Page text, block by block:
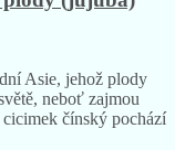
Asie, jehož plody
neboť zajmou
čínský pochází